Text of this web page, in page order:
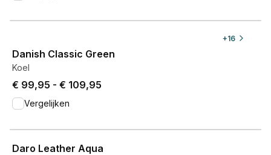
+16
Danish Classic Green
Koel
Price from € 99,95 to € 109,95.
€ 99,95 - € 109,95
Vergelijken
Daro Leather Aqua